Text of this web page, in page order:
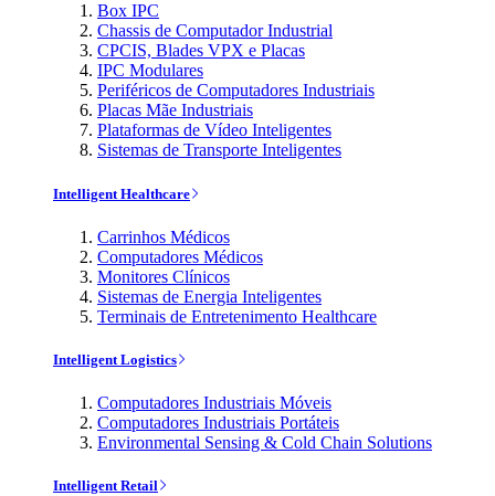
Box IPC
Chassis de Computador Industrial
CPCIS, Blades VPX e Placas
IPC Modulares
Periféricos de Computadores Industriais
Placas Mãe Industriais
Plataformas de Vídeo Inteligentes
Sistemas de Transporte Inteligentes
Intelligent Healthcare
Carrinhos Médicos
Computadores Médicos
Monitores Clínicos
Sistemas de Energia Inteligentes
Terminais de Entretenimento Healthcare
Intelligent Logistics
Computadores Industriais Móveis
Computadores Industriais Portáteis
Environmental Sensing & Cold Chain Solutions
Intelligent Retail